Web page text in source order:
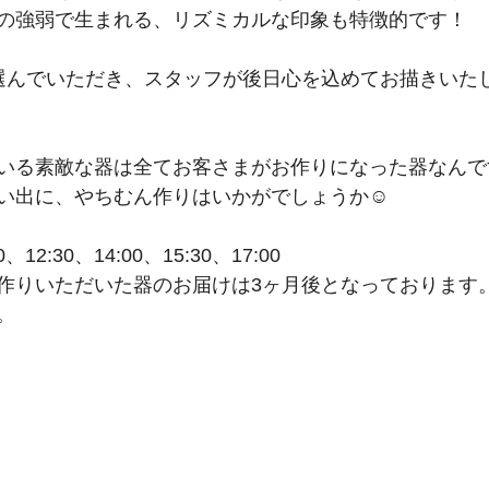
強弱で生まれる、リズミカルな印象も特徴的です！
でいただき、スタッフが後日心を込めてお描きいた
る素敵な器は全てお客さまがお作りになった器なんで
出に、やちむん作りはいかがでしょうか☺️
12:30、14:00、15:30、17:00
いただいた器のお届けは3ヶ月後となっております。